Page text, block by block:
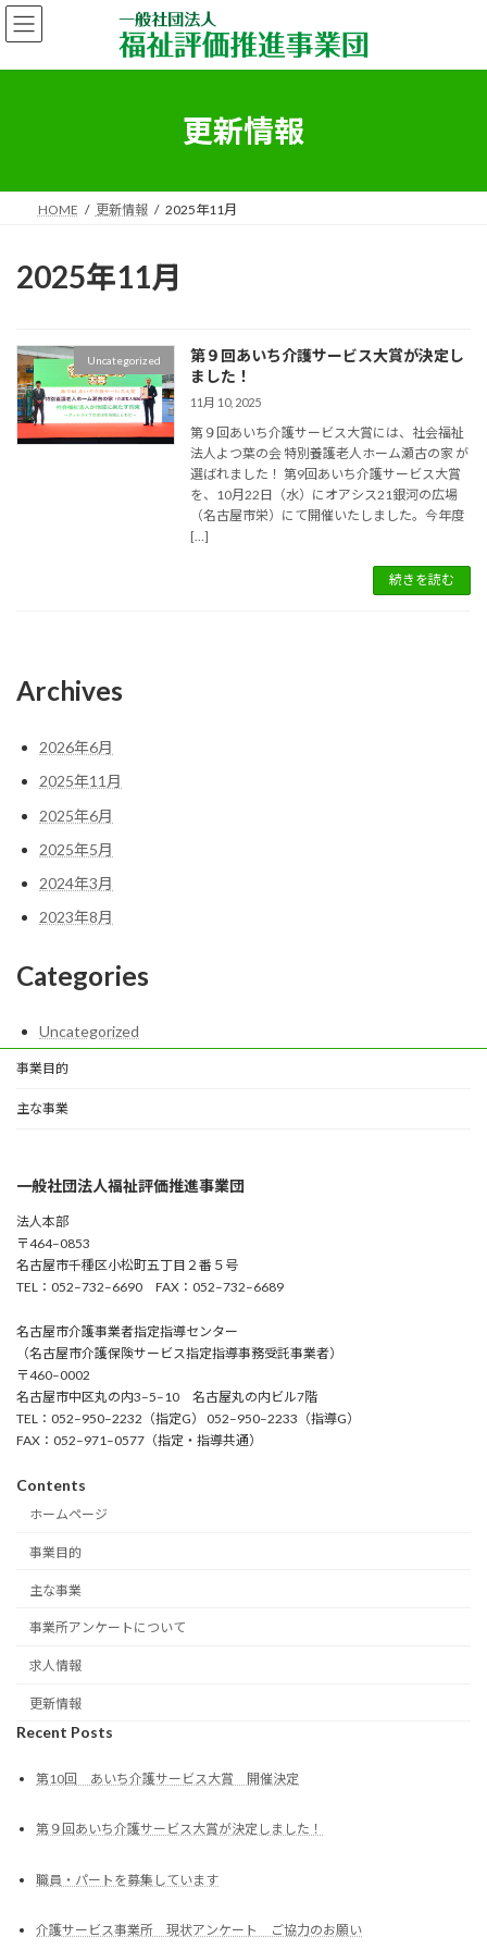
コ
ン
ン
ナ
ビ
ー
更新情報
HOME 更新情報 2025年11月
2025年11月
Uncategorized
第９回あいち介護サービス大賞が決定し
ました！
11月 10, 2025
第９回あいち介護サービス大賞には、社会福祉
法人よつ葉の会 特別養護老人ホーム瀬古の家 が
選ばれました！ 第9回あいち介護サービス大賞
を、10月22日（水）にオアシス21銀河の広場
（名古屋市栄）にて開催いたしました。今年度
[…]
続きを読む
Archives
2026年6月
2025年11月
2025年6月
2025年5月
2024年3月
2023年8月
Categories
Uncategorized
事業目的
主な事業
一般社団法人福祉評価推進事業団
法人本部
〒464–0853
名古屋市千種区小松町五丁目２番５号
TEL：052–732–6690 FAX：052–732–6689
名古屋市介護事業者指定指導センター
（名古屋市介護保険サービス指定指導事務受託事業者）
〒460–0002
名古屋市中区丸の内3–5–10 名古屋丸の内ビル7階
TEL：052–950–2232（指定G） 052–950–2233（指導G）
FAX：052–971–0577（指定・指導共通）
Contents
ホームページ
事業目的
主な事業
事業所アンケートについて
求人情報
更新情報
Recent Posts
第10回 あいち介護サービス大賞 開催決定
第９回あいち介護サービス大賞が決定しました！
職員・パートを募集しています
介護サービス事業所 現状アンケート ご協力のお願い